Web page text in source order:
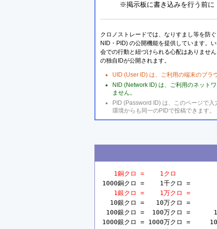
※掲示板に書き込みを行う前に
クロノストレードでは、なりすまし等を防
NID・PID) の公開機能を提供しています。
会での行動と紐づけられる心配はありませ
の独自IDが公開されます。
UID (User ID) は、ご利用の端末のブ
NID (Network ID) は、ご利用のネット
ません。
PID (Password ID) は、このページで
環境からも同一のPIDで投稿できます。
1銅クロ =    1クロ
1000銅クロ =    1千クロ =
1銀クロ =    1万クロ =
10銀クロ =   10万クロ =
100銀クロ =  100万クロ =
1000銀クロ = 1000万クロ =